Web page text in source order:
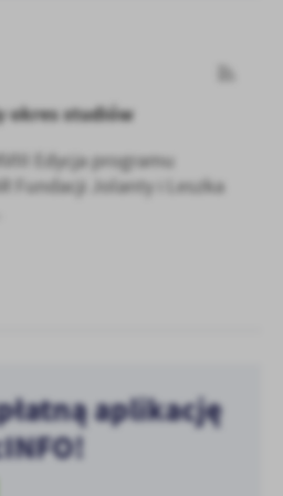
okres studiów
Edycja programu
Fundacji Jolanty i Leszka
aplikację